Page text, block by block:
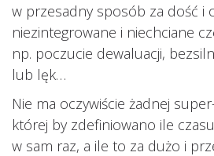
w przesadny sposób za dość i
niezintegrowane i niechciane
np. poczucie dewaluacji,
lub lęk…
Nie ma oczywiście żadnej
której by zdefiniowano ile
w sam raz, a ile to za dużo i